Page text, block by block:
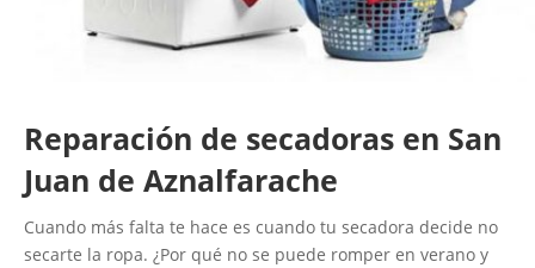
Reparación de secadoras en San
Juan de Aznalfarache
Cuando más falta te hace es cuando tu secadora decide no
secarte la ropa. ¿Por qué no se puede romper en verano y